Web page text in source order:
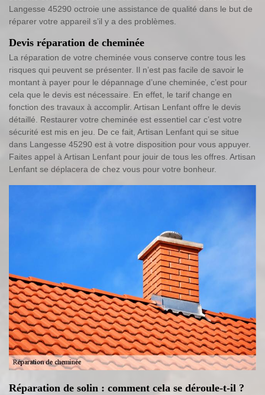
Langesse 45290 octroie une assistance de qualité dans le but de
réparer votre appareil s’il y a des problèmes.
Devis réparation de cheminée
La réparation de votre cheminée vous conserve contre tous les
risques qui peuvent se présenter. Il n’est pas facile de savoir le
montant à payer pour le dépannage d’une cheminée, c’est pour
cela que le devis est nécessaire. En effet, le tarif change en
fonction des travaux à accomplir. Artisan Lenfant offre le devis
détaillé. Restaurer votre cheminée est essentiel car c’est votre
sécurité est mis en jeu. De ce fait, Artisan Lenfant qui se situe
dans Langesse 45290 est à votre disposition pour vous appuyer.
Faites appel à Artisan Lenfant pour jouir de tous les offres. Artisan
Lenfant se déplacera de chez vous pour votre bonheur.
Réparation de solin : comment cela se déroule-t-il ?